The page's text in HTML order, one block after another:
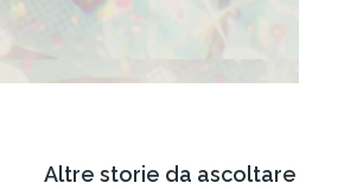
Altre storie da ascoltare